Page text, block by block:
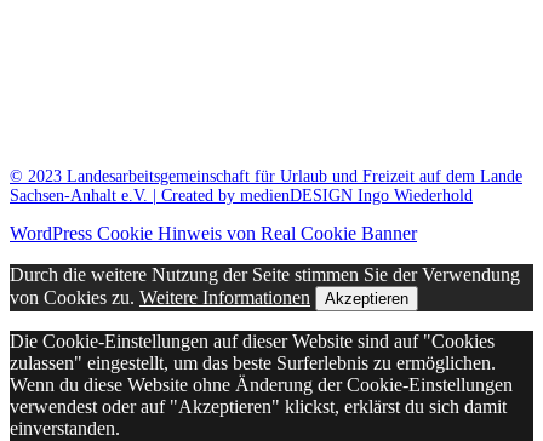
© 2023 Landesarbeitsgemeinschaft für Urlaub und Freizeit auf dem Lande
Sachsen-Anhalt e.V. | Created by medienDESIGN Ingo Wiederhold
WordPress Cookie Hinweis von Real Cookie Banner
Durch die weitere Nutzung der Seite stimmen Sie der Verwendung
von Cookies zu. Weitere Informationen Akzeptieren
Die Cookie-Einstellungen auf dieser Website sind auf "Cookies
zulassen" eingestellt, um das beste Surferlebnis zu ermöglichen.
Wenn du diese Website ohne Änderung der Cookie-Einstellungen
verwendest oder auf "Akzeptieren" klickst, erklärst du sich damit
einverstanden.